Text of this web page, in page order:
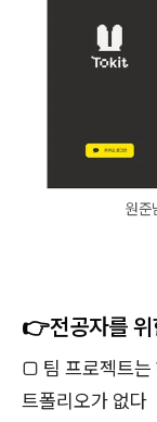
원준
👉전공자를 위
□ 팀 프로젝트
트폴리오가 없다